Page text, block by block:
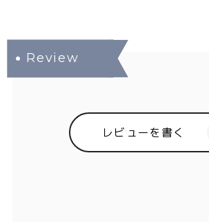
レビューを書く